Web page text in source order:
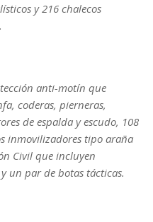
y 216 chalecos
anti-motín que
coderas, pierneras,
de espalda y escudo, 108
inmovilizadores tipo araña
Civil que incluyen
un par de botas tácticas.